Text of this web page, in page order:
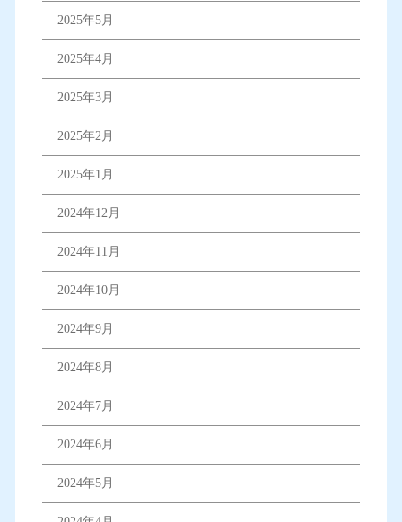
2025年5月
2025年4月
2025年3月
2025年2月
2025年1月
2024年12月
2024年11月
2024年10月
2024年9月
2024年8月
2024年7月
2024年6月
2024年5月